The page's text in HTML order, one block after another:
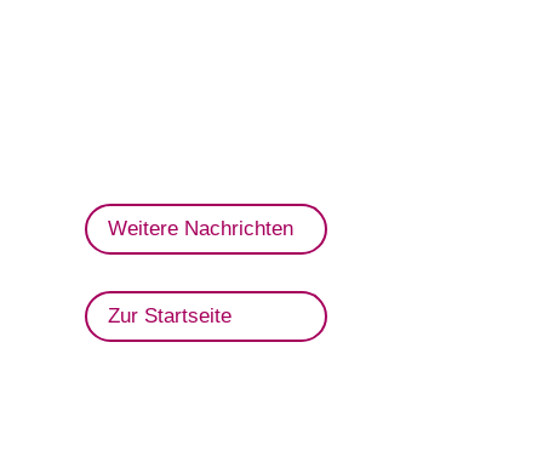
Weitere Nachrichten
Zur Startseite